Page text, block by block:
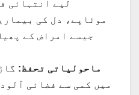
لیے انتہائی
موٹاپے، دل کی
جیسے امراض کے
ماحولیاتی تحفظ:
میں کمی سے فضائی